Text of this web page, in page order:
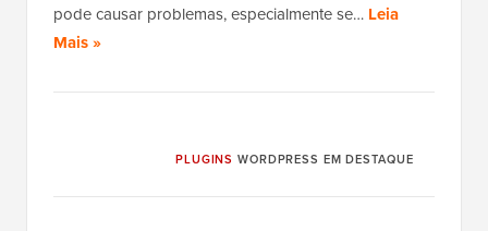
pode causar problemas, especialmente se… Leia
Mais »
PLUGINS WORDPRESS EM DESTAQUE